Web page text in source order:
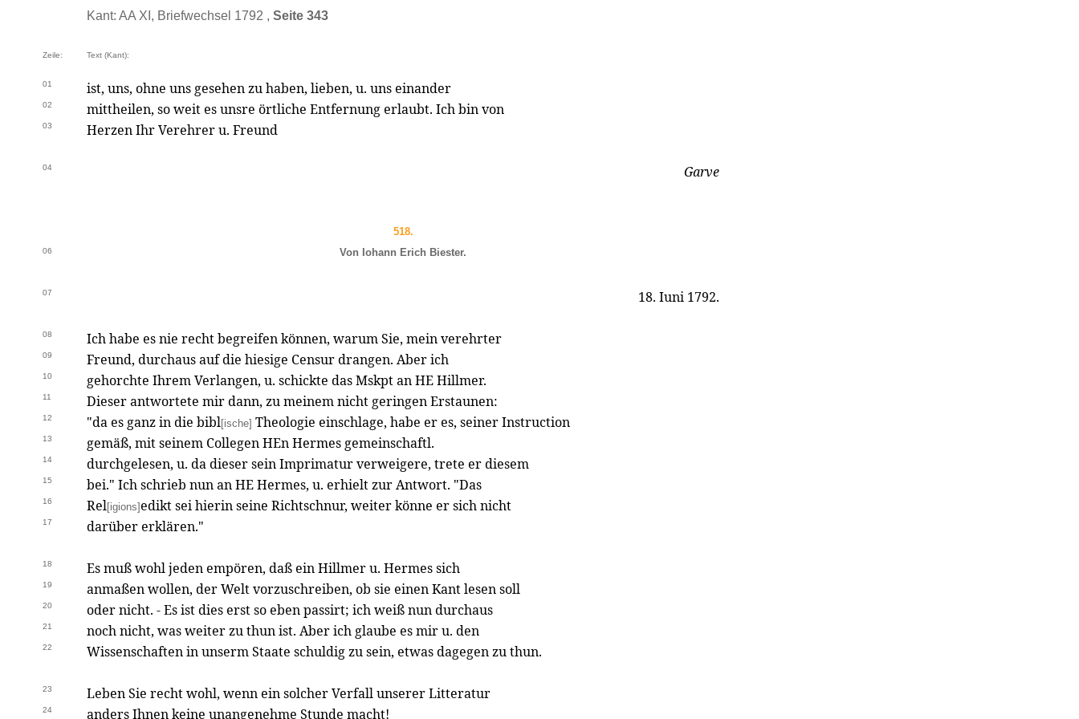
Kant: AA XI, Briefwechsel 1792 , Seite 343
Zeile: Text (Kant):
01 ist, uns, ohne uns gesehen zu haben, lieben, u. uns einander
02 mittheilen, so weit es unsre örtliche Entfernung erlaubt. Ich bin von
03 Herzen Ihr Verehrer u. Freund
04 Garve
518.
06 Von Iohann Erich Biester.
07 18. Iuni 1792.
08 Ich habe es nie recht begreifen können, warum Sie, mein verehrter
09 Freund, durchaus auf die hiesige Censur drangen. Aber ich
10 gehorchte Ihrem Verlangen, u. schickte das Mskpt an HE Hillmer.
11 Dieser antwortete mir dann, zu meinem nicht geringen Erstaunen:
12 "da es ganz in die bibl[ische] Theologie einschlage, habe er es, seiner Instruction
13 gemäß, mit seinem Collegen HEn Hermes gemeinschaftl.
14 durchgelesen, u. da dieser sein Imprimatur verweigere, trete er diesem
15 bei." Ich schrieb nun an HE Hermes, u. erhielt zur Antwort. "Das
16 Rel[igions]edikt sei hierin seine Richtschnur, weiter könne er sich nicht
17 darüber erklären."
18 Es muß wohl jeden empören, daß ein Hillmer u. Hermes sich
19 anmaßen wollen, der Welt vorzuschreiben, ob sie einen Kant lesen soll
20 oder nicht. - Es ist dies erst so eben passirt; ich weiß nun durchaus
21 noch nicht, was weiter zu thun ist. Aber ich glaube es mir u. den
22 Wissenschaften in unserm Staate schuldig zu sein, etwas dagegen zu thun.
23 Leben Sie recht wohl, wenn ein solcher Verfall unserer Litteratur
24 anders Ihnen keine unangenehme Stunde macht!